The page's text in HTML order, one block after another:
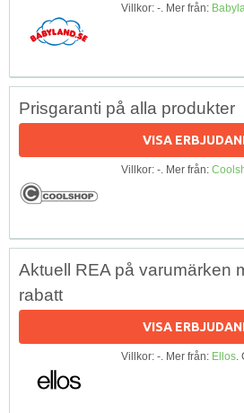
Villkor: -. Mer från:
Prisgaranti på alla produkter
VISA
Villkor: -. Mer från:
Aktuell REA på varumärken
rabatt
VISA
Villkor: -. Mer från: Ellos.